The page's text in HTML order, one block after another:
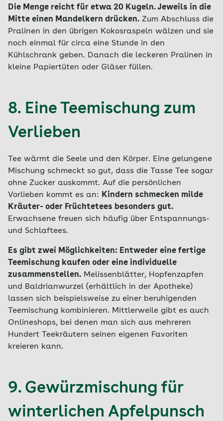
Die Menge reicht für etwa 20 Kugeln. Jeweils in die
Mitte einen Mandelkern drücken. Zum Abschluss die
Pralinen in den übrigen Kokosraspeln wälzen und sie
noch einmal für circa eine Stunde in den
Kühlschrank geben. Danach die leckeren Pralinen in
kleine Papiertüten oder Gläser füllen.
8. Eine Teemischung zum
Verlieben
Tee wärmt die Seele und den Körper. Eine gelungene
Mischung schmeckt so gut, dass die Tasse Tee sogar
ohne Zucker auskommt. Auf die persönlichen
Vorlieben kommt es an: Kindern schmecken milde
Kräuter- oder Früchtetees besonders gut.
Erwachsene freuen sich häufig über Entspannungs-
und Schlaftees.
Es gibt zwei Möglichkeiten: Entweder eine fertige
Teemischung kaufen oder eine individuelle
zusammenstellen. Melissenblätter, Hopfenzapfen
und Baldrianwurzel (erhältlich in der Apotheke)
lassen sich beispielsweise zu einer beruhigenden
Teemischung kombinieren. Mittlerweile gibt es auch
Onlineshops, bei denen man sich aus mehreren
Hundert Teekräutern seinen eigenen Favoriten
kreieren kann.
9. Gewürzmischung für
winterlichen Apfelpunsch